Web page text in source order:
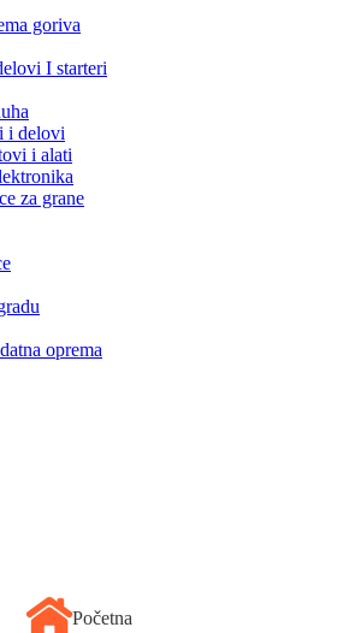
goriva
I starteri
i delovi
i alati
za grane
oprema
Početna